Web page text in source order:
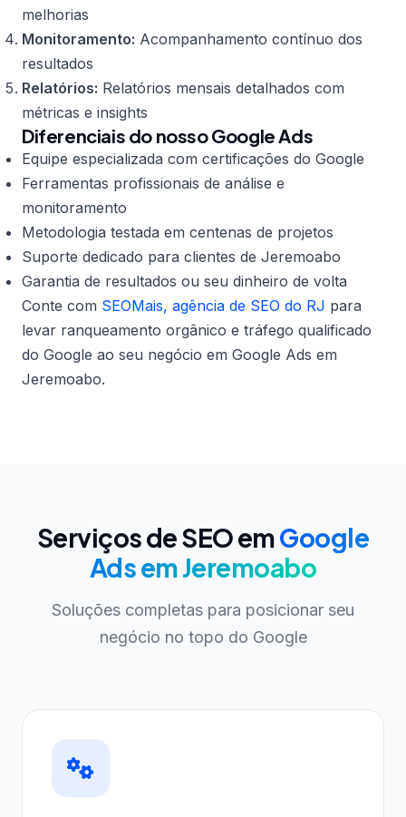
melhorias
Monitoramento: Acompanhamento contínuo dos
resultados
Relatórios: Relatórios mensais detalhados com
métricas e insights
Diferenciais do nosso Google Ads
Equipe especializada com certificações do Google
Ferramentas profissionais de análise e
monitoramento
Metodologia testada em centenas de projetos
Suporte dedicado para clientes de Jeremoabo
Garantia de resultados ou seu dinheiro de volta
Conte com SEOMais, agência de SEO do RJ para
levar ranqueamento orgânico e tráfego qualificado
do Google ao seu negócio em Google Ads em
Jeremoabo.
Serviços de SEO emGoogle
Ads em Jeremoabo
Soluções completas para posicionar seu
negócio no topo do Google